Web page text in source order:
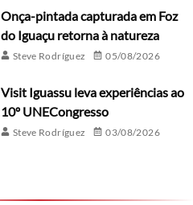
Onça-pintada capturada em Foz
do Iguaçu retorna à natureza
Steve Rodríguez 05/08/2026
Visit Iguassu leva experiências ao
10º UNECongresso
Steve Rodríguez 03/08/2026